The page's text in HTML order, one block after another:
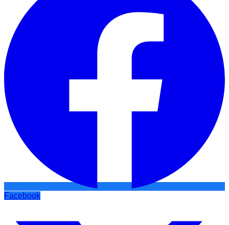
Facebook